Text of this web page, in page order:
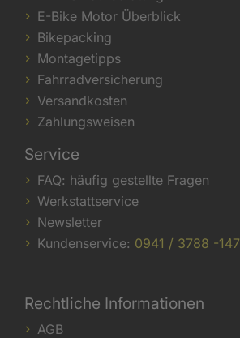
E-Bike Motor Überblick
Bikepacking
Montagetipps
Fahrradversicherung
Versandkosten
Zahlungsweisen
Service
FAQ: häufig gestellte Fragen
Werkstattservice
Newsletter
Kundenservice: 0941 / 3788 -147
Rechtliche Informationen
AGB